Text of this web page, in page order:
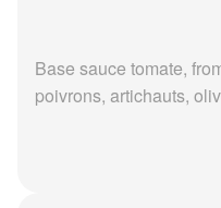
Base sauce tomate,
poivrons, artichauts,